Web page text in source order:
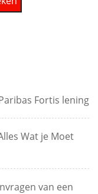
Fortis lening
Wat je Moet
van een